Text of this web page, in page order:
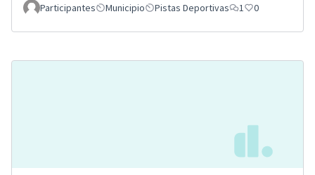
Participantes Municipio Pistas Deportivas 1 0